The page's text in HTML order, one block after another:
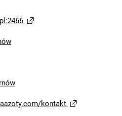
Azotowych im.
1979
Azotowych im.
1980
Azotowych im.
Zakładów
kontakt